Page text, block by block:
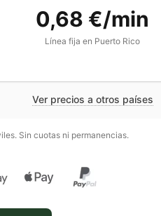
0,68 €/min
Línea fija en Puerto Rico
Ver precios a otros países
. Sin cuotas ni permanencias.